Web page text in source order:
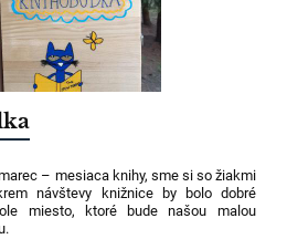
– mesiaca knihy, sme si so žiakmi
návštevy knižnice by bolo dobré
miesto, ktoré bude našou malou